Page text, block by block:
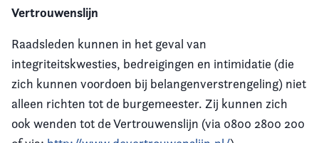
Vertrouwenslijn
Raadsleden kunnen in het geval van
integriteitskwesties, bedreigingen en intimidatie (die
zich kunnen voordoen bij belangenverstrengeling) niet
alleen richten tot de burgemeester. Zij kunnen zich
ook wenden tot de Vertrouwenslijn (via 0800 2800 200